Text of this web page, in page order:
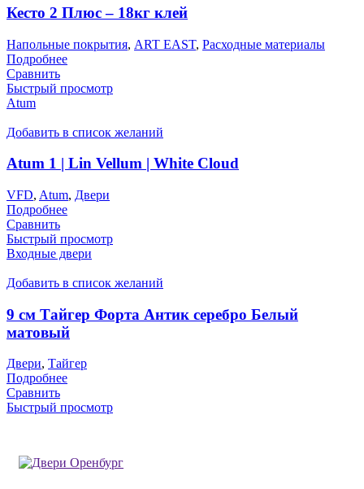
Кесто 2 Плюс – 18кг клей
Напольные покрытия, ART EAST, Расходные материалы
Подробнее
Сравнить
Быстрый просмотр
Atum
Добавить в список желаний
Atum 1 | Lin Vellum | White Cloud
VFD, Atum, Двери
Подробнее
Сравнить
Быстрый просмотр
Входные двери
Добавить в список желаний
9 см Тайгер Форта Антик серебро Белый
матовый
Двери, Тайгер
Подробнее
Сравнить
Быстрый просмотр